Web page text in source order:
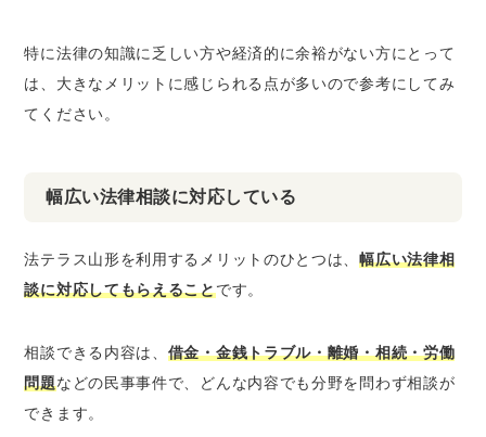
特に法律の知識に乏しい方や経済的に余裕がない方にとって
は、大きなメリットに感じられる点が多いので参考にしてみ
てください。
幅広い法律相談に対応している
法テラス山形を利用するメリットのひとつは、幅広い法律相
談に対応してもらえることです。
相談できる内容は、 借金・金銭トラブル・離婚・相続・労働
問題などの民事事件で、どんな内容でも分野を問わず相談が
できます。